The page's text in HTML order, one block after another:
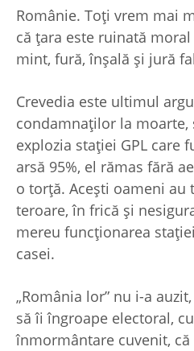
Românie. Toţi vrem mai
că ţara este ruinată
mint, fură, înşală şi jură
Crevedia este ultimul
condamnaţilor la moarte,
explozia staţiei GPL care
arsă 95%, el rămas fără
o torţă. Aceşti oameni au
teroare, în frică şi
mereu funcţionarea
casei.
„România lor” nu i-a
să îi îngroape electoral,
înmormântare cuvenit,